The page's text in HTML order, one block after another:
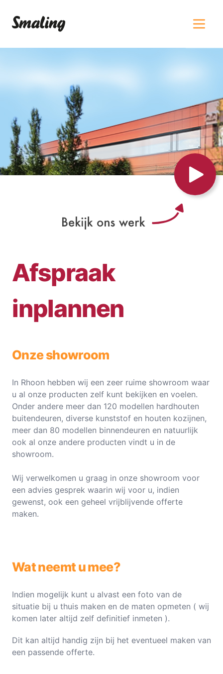
Afspraak
inplannen
Onze showroom
In Rhoon hebben wij een zeer ruime showroom waar
u al onze producten zelf kunt bekijken en voelen.
Onder andere meer dan 120 modellen hardhouten
buitendeuren, diverse kunststof en houten kozijnen,
meer dan 80 modellen binnendeuren en natuurlijk
ook al onze andere producten vindt u in de
showroom.
Wij verwelkomen u graag in onze showroom voor
een advies gesprek waarin wij voor u, indien
gewenst, ook een geheel vrijblijvende offerte
maken.
Wat neemt u mee?
Indien mogelijk kunt u alvast een foto van de
situatie bij u thuis maken en de maten opmeten ( wij
komen later altijd zelf definitief inmeten ).
Dit kan altijd handig zijn bij het eventueel maken van
een passende offerte.